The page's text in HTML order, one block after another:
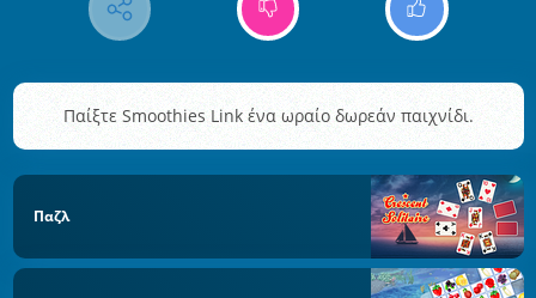
Παίξτε Smoothies Link ένα ωραίο δωρεάν παιχνίδι.
Παζλ